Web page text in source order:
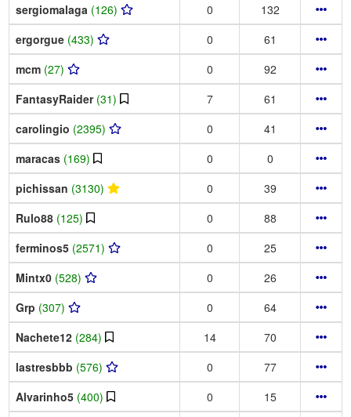
sergiomalaga (126) 0
132
ergorgue (433) 0
61
mcm (27) 0
92
FantasyRaider (31) 7
61
carolingio (2395) 0
41
maracas (169) 0
0
pichissan (3130) 0
39
Rulo88 (125) 0
88
ferminos5 (2571) 0
25
Mintx0 (528) 0
26
Grp (307) 0
64
Nachete12 (284) 14
70
lastresbbb (576) 0
77
Alvarinho5 (400) 0
15